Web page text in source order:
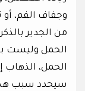
وجفاف الفم،
من الجدير
الحمل وليست
الحمل، الذهاب
سيحدد سبب